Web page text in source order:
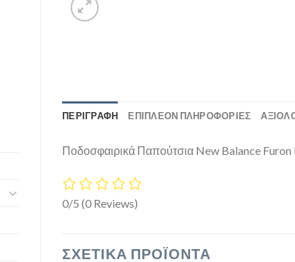
ΠΕΡΙΓΡΑΦΉ ΕΠΙΠΛΈΟΝ ΠΛΗΡΟΦΟΡΊΕΣ
Ποδοσφαιρικά Παπούτσια New Balance
0/5 (0 Reviews)
ΣΧΕΤΙΚΆ ΠΡΟΪΌΝΤΑ